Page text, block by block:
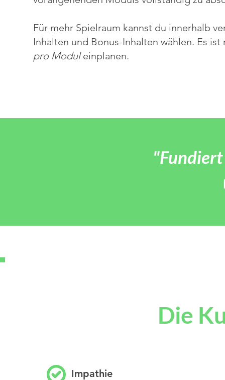
Für mehr Spielraum kannst du innerhalb
Inhalten und Bonus-Inhalten wählen. Es
pro Moduleinplanen.
Die
Impathie